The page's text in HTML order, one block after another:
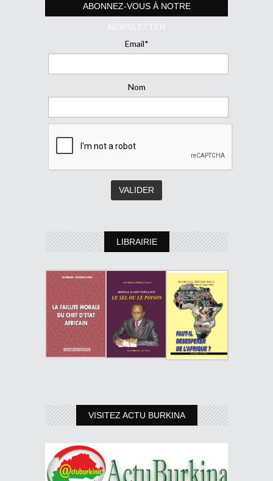
ABONNEZ-VOUS À NOTRE
NEWSLETTER
Email*
Nom
LIBRAIRIE
VISITEZ ACTU BURKINA